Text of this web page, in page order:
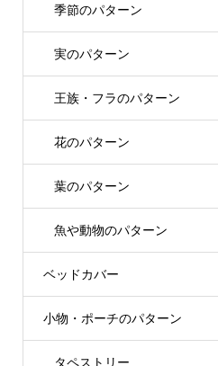
季節のパターン
実のパターン
王族・フラのパターン
花のパターン
葉のパターン
魚や動物のパターン
ベッドカバー
小物・ポーチのパターン
タペストリー